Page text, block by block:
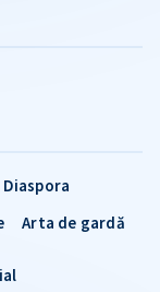
Diaspora
Arta de gardă